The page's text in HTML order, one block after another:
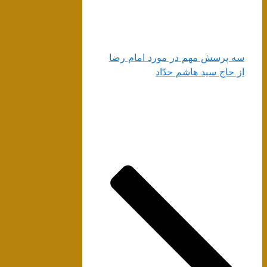
سه پرسش مهم در مورد امام رضا
از حاج سید هاشم حدّاد